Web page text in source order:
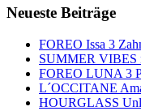
Neueste Beiträge
FOREO Issa 3
SUMMER VIBES
FOREO LUNA 3
L´OCCITANE
HOURGLASS